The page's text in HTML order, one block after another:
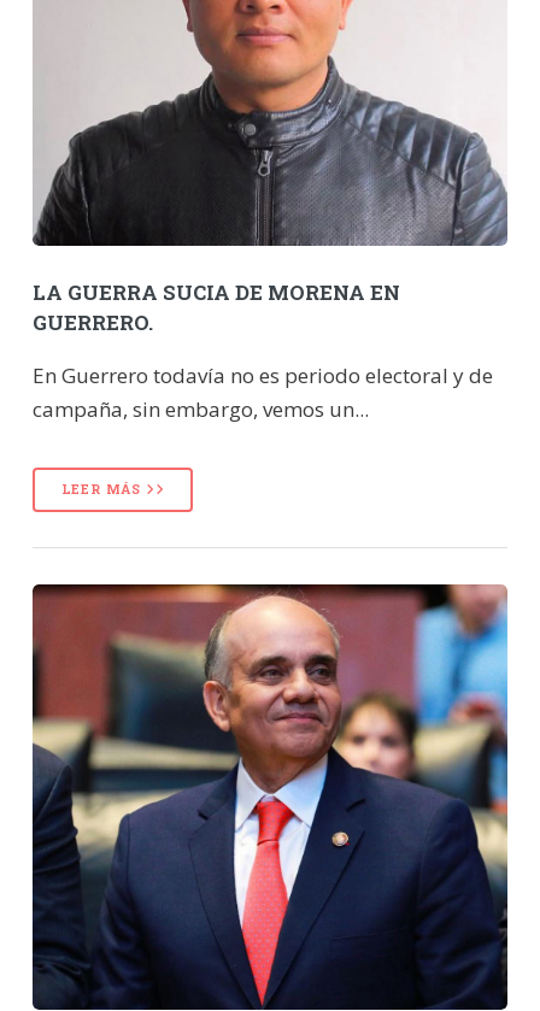
LA GUERRA SUCIA DE MORENA EN
GUERRERO.
En Guerrero todavía no es periodo electoral y de
campaña, sin embargo, vemos un...
LEER MÁS